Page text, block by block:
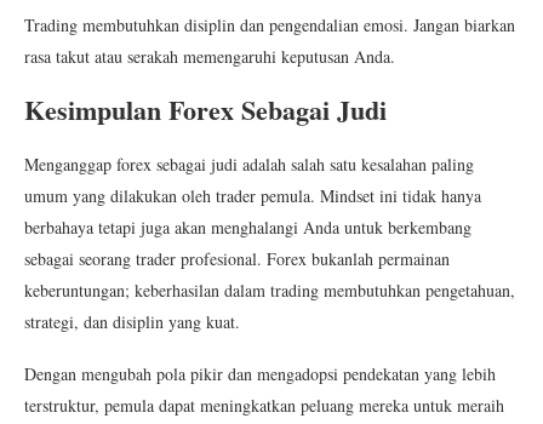
Trading membutuhkan disiplin dan pengendalian emosi. Jangan biarkan
rasa takut atau serakah memengaruhi keputusan Anda.
Kesimpulan Forex Sebagai Judi
Menganggap forex sebagai judi adalah salah satu kesalahan paling
umum yang dilakukan oleh trader pemula. Mindset ini tidak hanya
berbahaya tetapi juga akan menghalangi Anda untuk berkembang
sebagai seorang trader profesional. Forex bukanlah permainan
keberuntungan; keberhasilan dalam trading membutuhkan pengetahuan,
strategi, dan disiplin yang kuat.
Dengan mengubah pola pikir dan mengadopsi pendekatan yang lebih
terstruktur, pemula dapat meningkatkan peluang mereka untuk meraih